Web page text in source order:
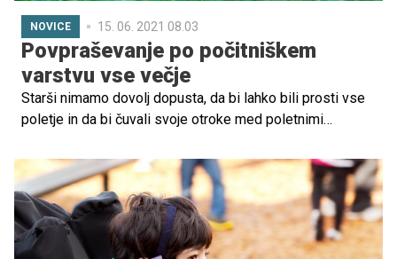
NOVICE 15. 06. 2021 08.03
Povpraševanje po počitniškem
varstvu vse večje
Starši nimamo dovolj dopusta, da bi lahko bili prosti vse
poletje in da bi čuvali svoje otroke med poletnimi
babicah in dedkih ter drugih sorodnikih, prijateljih, znancih.
Ena od cenejših ali celo brezplačnih možnosti je
počitniško varstvo, ki ga organizirajo nekatere občine in
kjer se otroci družijo, se udeležujejo raznovrstnih
dejavnosti in izletov ter spoznajo nove prijatelje.